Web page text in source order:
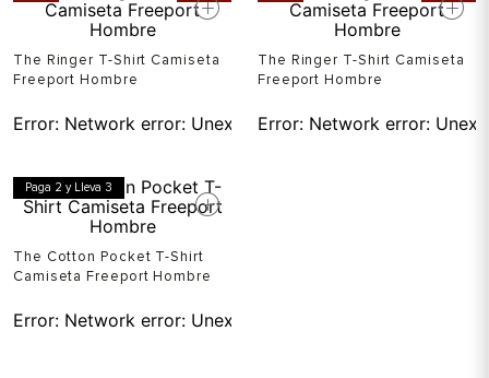
The Ringer T-Shirt Camiseta
Freeport Hombre
Error: Network error: Unexpected token T in JSON at
The Ringer T-Shirt Camiseta
Freeport Hombre
Error: Network error:
Paga 2 y Lleva 3
The Cotton Pocket T-Shirt
Camiseta Freeport Hombre
Error: Network error: Unexpected token T in JSON at